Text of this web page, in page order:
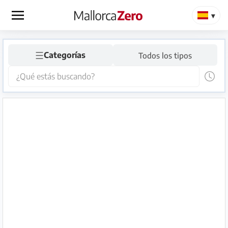
×
Página
inicio
☰Categorías Todos los tipos